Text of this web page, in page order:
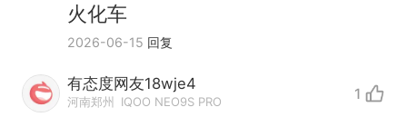
火化车
2026-06-15 回复
有态度网友18wje4
河南郑州 IQOO NEO9S PRO 1
热
那个在床头放菜刀的女孩，